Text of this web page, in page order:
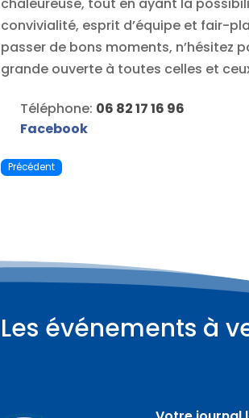
chaleureuse, tout en ayant la
convivialité, esprit d’équipe et fair-
passer de bons moments, n’hésitez
grande ouverte à toutes celles et
Téléphone: 06 82 17 16 96
Facebook
Précédent
Les événements à